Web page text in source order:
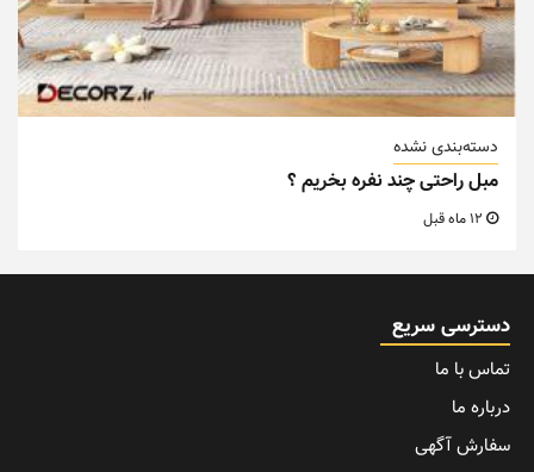
دسته‌بندی نشده
مبل راحتی چند نفره بخریم ؟
دسترسی سریع
تماس با ما
درباره ما
سفارش آگهی